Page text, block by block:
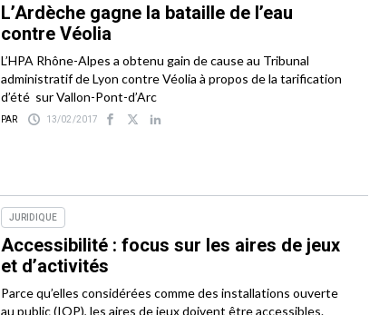
L’Ardèche gagne la bataille de l’eau
contre Véolia
L’HPA Rhône-Alpes a obtenu gain de cause au Tribunal
administratif de Lyon contre Véolia à propos de la tarification
d’été sur Vallon-Pont-d’Arc
PAR 13/02/2017
JURIDIQUE
Accessibilité : focus sur les aires de jeux
et d’activités
Parce qu’elles considérées comme des installations ouverte
au public (IOP), les aires de jeux doivent être accessibles.